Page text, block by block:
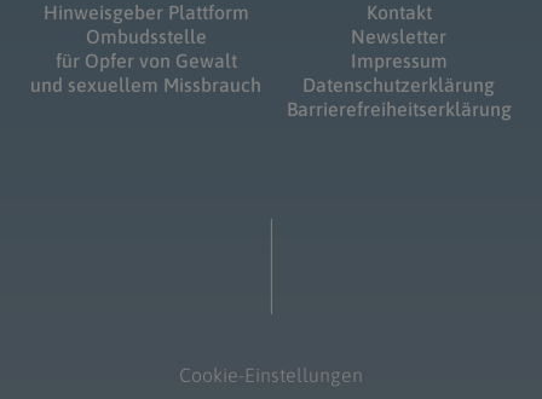
Hinweisgeber Plattform
Ombudsstelle
für Opfer von Gewalt
und sexuellem Missbrauch
Kontakt
Newsletter
Impressum
Datenschutzerklärung
Barrierefreiheitserklärung
Cookie-Einstellungen